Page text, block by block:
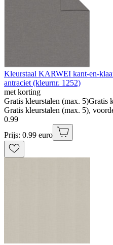
Kleurstaal KARWEI kant-en-
antraciet (kleurnr. 1252)
met korting
Gratis kleurstalen (max. 5)Gratis
Gratis kleurstalen (max. 5),
0.99
Prijs: 0.99 euro